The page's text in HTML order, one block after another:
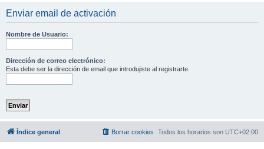
Enviar email de activación
Nombre de Usuario:
Dirección de correo electrónico:
Esta debe ser la dirección de email que introdujiste al registrarte.
Índice general Todos los horarios son UTC+02:00
Borrar cookies